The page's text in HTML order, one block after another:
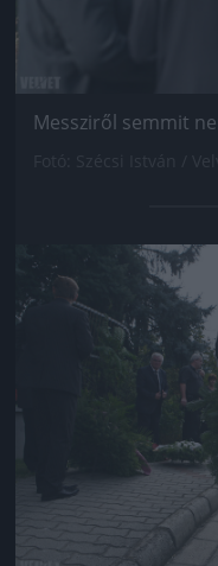
Messziről semmit